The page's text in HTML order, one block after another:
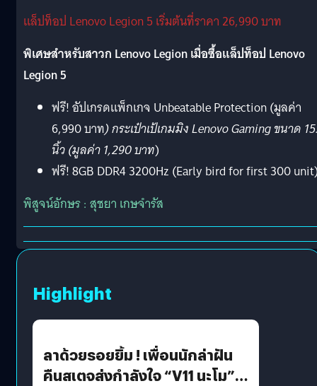
แล็ปท็อป Lenovo Legion 5 เริ่มต้นที่ราคา 26,990 บาท
พิเศษสำหรับสาวก Lenovo Legion เมื่อซื้อแล็ปท็อป Lenovo
Legion 5
ฟรี! อัปเกรดแพ็กเกจ Unbeatable Protection (มูลค่า
6,990 บาท) กระเป๋าเป้เกมมิง Lenovo Gaming ขนาด
นิ้ว (มูลค่า 1,290 บาท)
ฟรี! 8GB DDR4 3200Hz (Early bird for first 300
พิสูจน์อักษร : สุชยา เกษจำรัส
Highlight
ลาด้วยรอยยิ้ม ! เพื่อนนักล่าฝัน
คืนสเตจส่งกำลังใจ “V11 นะโม”